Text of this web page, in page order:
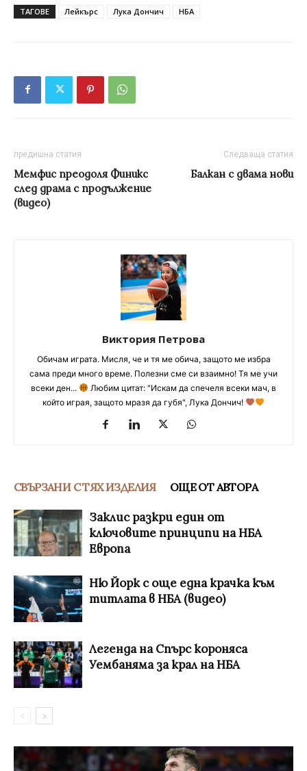
ТАГОВЕ Лейкърс Лука Дончич НБА
предишна статия
Мемфис преодоля Финикс
след драма с продължение
(видео)
Следваща статия
Балкан с двама нови
Виктория Петрова
Обичам играта. Мисля, че и тя ме обича, защото ме избра
сама преди много време. Полезни сме си взаимно! Тя ме учи
всеки ден...
Любим цитат: "Искам да спечеля всеки мач, в
който играя, защото мразя да губя", Лука Дончич!
СВЪРЗАНИ С ТЯХ ИЗДЕЛИЯ ОЩЕ ОТ АВТОРА
Заклис разкри един от
ключовите принципи на НБА
Европа
Ню Йорк с още една крачка към
титлата в НБА (видео)
Легенда на Спърс короняса
Уембаняма за крал на НБА